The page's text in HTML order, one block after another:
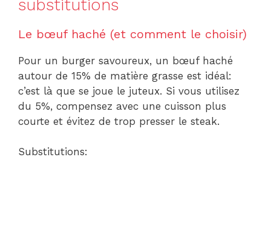
substitutions
Le bœuf haché (et comment le choisir)
Pour un burger savoureux, un bœuf haché
autour de 15% de matière grasse est idéal:
c’est là que se joue le juteux. Si vous utilisez
du 5%, compensez avec une cuisson plus
courte et évitez de trop presser le steak.
Substitutions: